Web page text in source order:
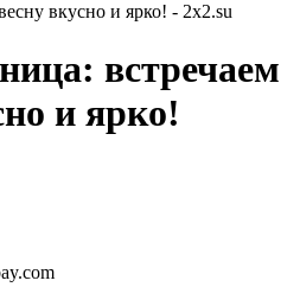
вкусно и ярко! - 2x2.su
встречаем
и ярко!